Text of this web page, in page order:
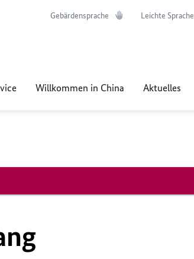
Gebärdensprache Leichte Sprache
Willkommen in China Aktuelles